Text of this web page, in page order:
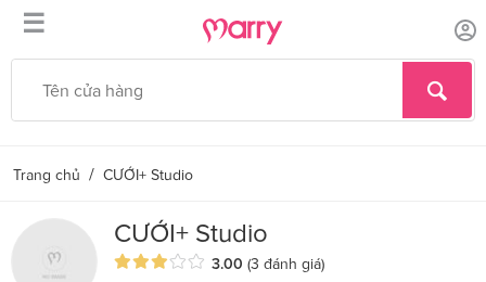
☰
Trang chủ / CƯỚI+ Studio
CƯỚI+ Studio
3.00 (3 đánh giá)